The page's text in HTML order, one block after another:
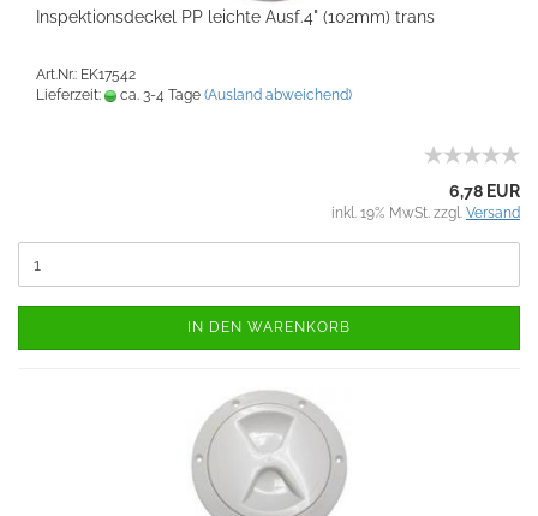
Inspektionsdeckel PP leichte Ausf.4" (102mm) trans
Art.Nr.: EK17542
Lieferzeit:
ca. 3-4 Tage (Ausland abweichend)
6,78 EUR
inkl. 19% MwSt. zzgl. Versand
IN DEN WARENKORB